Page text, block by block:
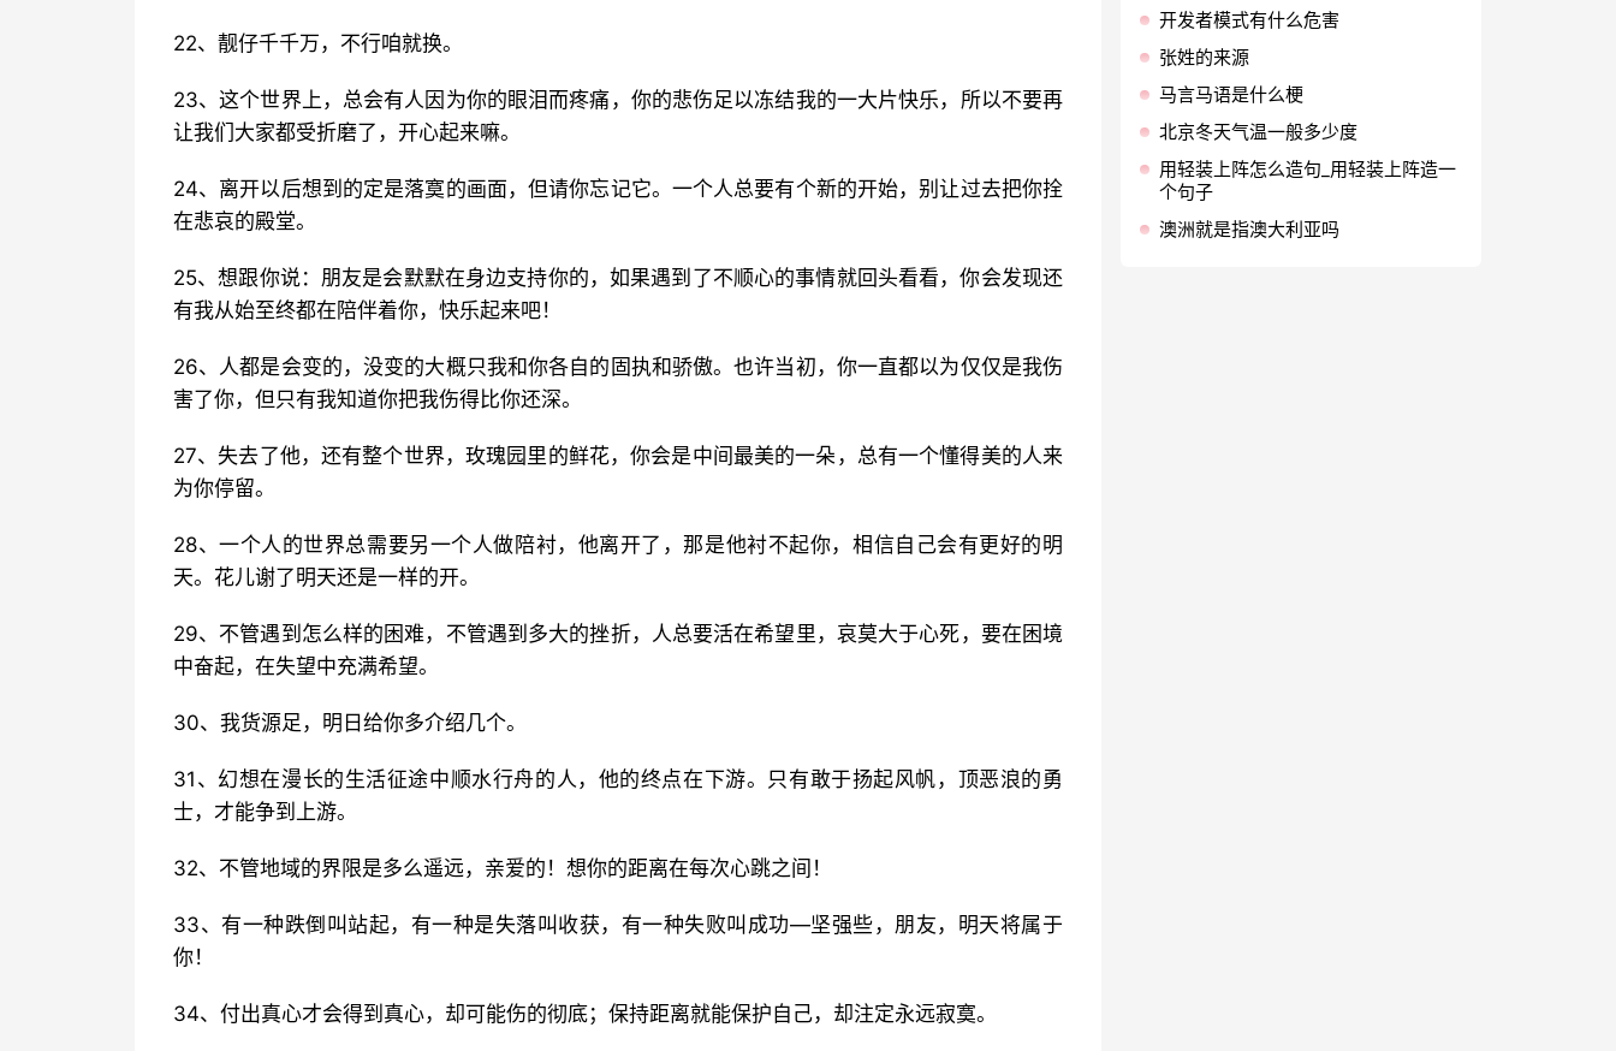
22、靓仔千千万，不行咱就换。
23、这个世界上，总会有人因为你的眼泪而疼痛，你的悲伤足以冻结我的一大片快乐，所以不要再
让我们大家都受折磨了，开心起来嘛。
24、离开以后想到的定是落寞的画面，但请你忘记它。一个人总要有个新的开始，别让过去把你拴
在悲哀的殿堂。
25、想跟你说：朋友是会默默在身边支持你的，如果遇到了不顺心的事情就回头看看，你会发现还
有我从始至终都在陪伴着你，快乐起来吧！
26、人都是会变的，没变的大概只我和你各自的固执和骄傲。也许当初，你一直都以为仅仅是我伤
害了你，但只有我知道你把我伤得比你还深。
27、失去了他，还有整个世界，玫瑰园里的鲜花，你会是中间最美的一朵，总有一个懂得美的人来
为你停留。
28、一个人的世界总需要另一个人做陪衬，他离开了，那是他衬不起你，相信自己会有更好的明
天。花儿谢了明天还是一样的开。
29、不管遇到怎么样的困难，不管遇到多大的挫折，人总要活在希望里，哀莫大于心死，要在困境
中奋起，在失望中充满希望。
30、我货源足，明日给你多介绍几个。
31、幻想在漫长的生活征途中顺水行舟的人，他的终点在下游。只有敢于扬起风帆，顶恶浪的勇
士，才能争到上游。
32、不管地域的界限是多么遥远，亲爱的！想你的距离在每次心跳之间！
33、有一种跌倒叫站起，有一种是失落叫收获，有一种失败叫成功—坚强些，朋友，明天将属于
你！
34、付出真心才会得到真心，却可能伤的彻底；保持距离就能保护自己，却注定永远寂寞。
开发者模式有什么危害
张姓的来源
马言马语是什么梗
北京冬天气温一般多少度
用轻装上阵怎么造句_用轻装上阵造一
个句子
澳洲就是指澳大利亚吗